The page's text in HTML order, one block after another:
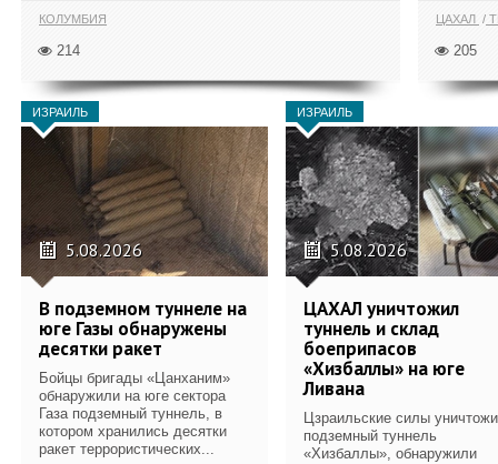
КОЛУМБИЯ
214
ЦАХАЛ
205
ИЗРАИЛЬ
5.08.2026
В подземном туннеле на
юге Газы обнаружены
десятки ракет
Бойцы бригады «Цанханим»
обнаружили на юге сектора
Газа подземный туннель, в
котором хранились десятки
ракет террористических...
ИЗРАИЛЬ
5.08.2026
ЦАХАЛ уничтожил
туннель и склад
боеприпасов
«Хизбаллы» на юге
Ливана
Цзраильские силы
подземный туннель
«Хизбаллы», обнаружили